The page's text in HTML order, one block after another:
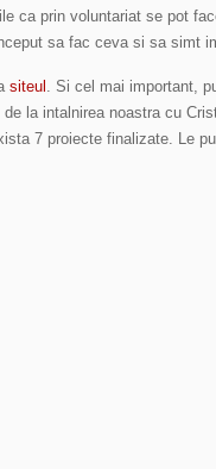
ca prin voluntariat se pot
sa fac ceva si sa simt
siteul . Si cel mai important,
la intalnirea noastra cu
7 proiecte finalizate. Le